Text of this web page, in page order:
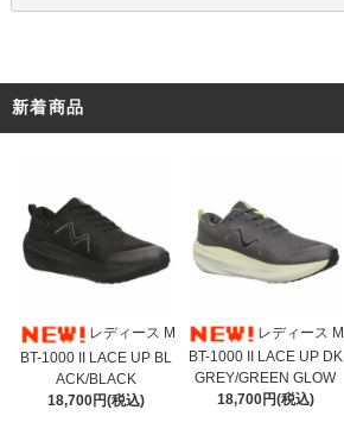
新着商品
レディース M
BT-1000 II LACE UP BL
ACK/BLACK
18,700円(税込)
レディース M
BT-1000 II LACE UP DK
GREY/GREEN GLOW
18,700円(税込)